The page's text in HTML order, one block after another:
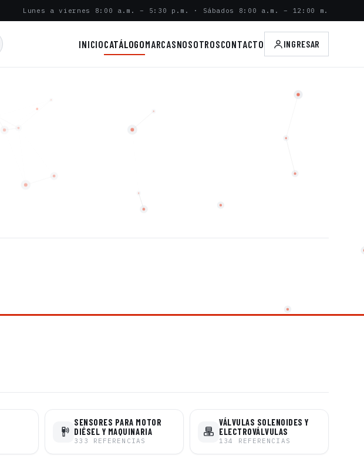
Lunes a viernes 8:00 a.m. – 5:30 p.m. · Sábados 8:00 a.m. – 12:00 m.
INICIOCATÁLOGOMARCASNOSOTROSCONTACTO INGRESAR
SENSORES PARA MOTOR
DIÉSEL Y MAQUINARIA
333 REFERENCIAS
VÁLVULAS SOLENOIDES Y
ELECTROVÁLVULAS
134 REFERENCIAS